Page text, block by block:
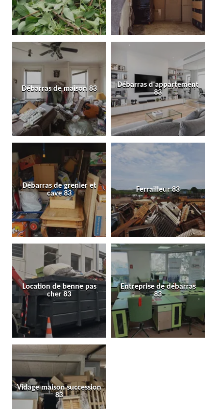
Débarras de maison 83
Débarras d'appartement
83
Débarras de grenier et
cave 83
Ferrailleur 83
Location de benne pas
cher 83
Entreprise de débarras
83
Vidage maison succession
83